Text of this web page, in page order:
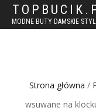
MODNE BUTY DAMSKIE
Strona główna /
wsuwane na